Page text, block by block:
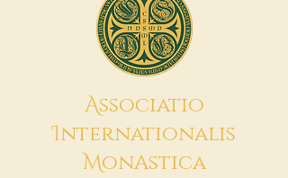
Associatio
Internationalis
MonAstica